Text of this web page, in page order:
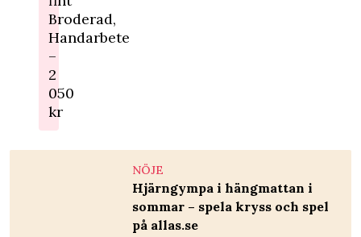
Broderad,
Handarbete
–
2
050
kr
NÖJE
Hjärngympa i hängmattan i
sommar – spela kryss och spel
på allas.se